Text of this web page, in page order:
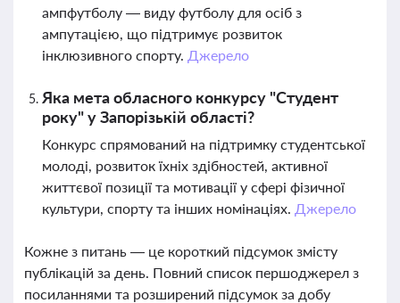
ампфутболу — виду футболу для осіб з
ампутацією, що підтримує розвиток
інклюзивного спорту. Джерело
Яка мета обласного конкурсу "Студент
року" у Запорізькій області?
Конкурс спрямований на підтримку студентської
молоді, розвиток їхніх здібностей, активної
життєвої позиції та мотивації у сфері фізичної
культури, спорту та інших номінаціях. Джерело
Кожне з питань — це короткий підсумок змісту
публікацій за день. Повний список першоджерел з
посиланнями та розширений підсумок за добу